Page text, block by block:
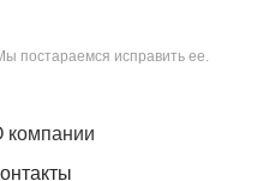
постараемся исправить ее.
компании